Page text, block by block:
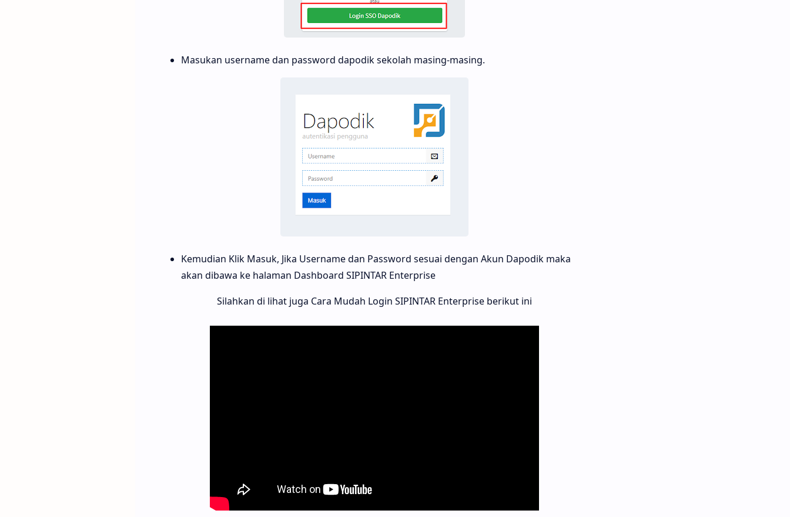
Masukan username dan password dapodik sekolah masing-masing.
Kemudian Klik Masuk, Jika Username dan Password sesuai dengan Akun Dapodik maka
akan dibawa ke halaman Dashboard SIPINTAR Enterprise
Silahkan di lihat juga Cara Mudah Login SIPINTAR Enterprise berikut ini